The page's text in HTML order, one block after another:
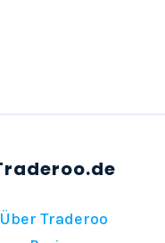
Über Traderoo